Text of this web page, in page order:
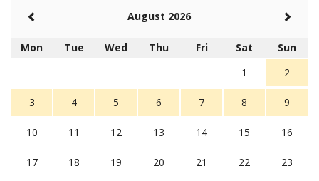
August 2026
Mon Tue Wed Thu Fri Sat
Sun
1
2
3 4 5 6 7 8 9
10 11 12 13 14 15 16
17 18 19 20 21 22 23